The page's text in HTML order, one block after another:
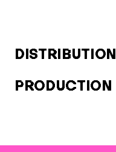
DISTRIBUTION
PRODUCTION